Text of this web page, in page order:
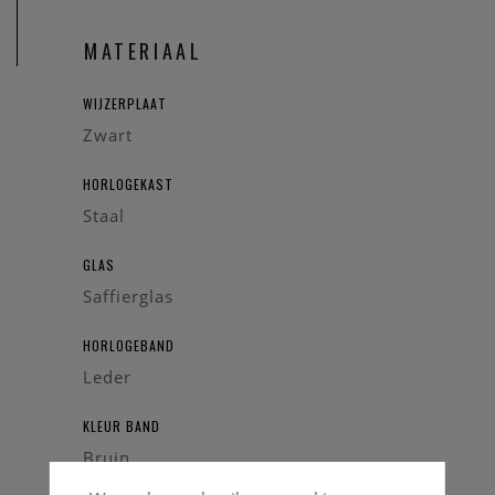
MATERIAAL
WIJZERPLAAT
Zwart
HORLOGEKAST
Staal
GLAS
Saffierglas
HORLOGEBAND
Leder
KLEUR BAND
Bruin